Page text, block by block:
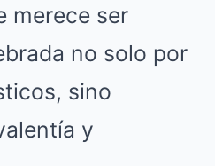
merece ser
no solo por
sino
y